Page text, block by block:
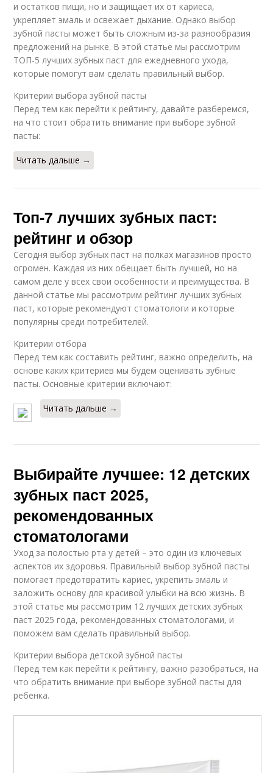
и остатков пищи, но и защищает их от кариеса,
укрепляет эмаль и освежает дыхание. Однако выбор
зубной пасты может быть сложным из-за разнообразия
предложений на рынке. В этой статье мы рассмотрим
ТОП-5 лучших зубных паст для ежедневного ухода,
которые помогут вам сделать правильный выбор.
Критерии выбора зубной пасты
Перед тем как перейти к рейтингу, давайте разберемся,
на что стоит обратить внимание при выборе зубной
пасты:
Читать дальше →
Топ-7 лучших зубных паст:
рейтинг и обзор
Сегодня выбор зубных паст на полках магазинов просто
огромен. Каждая из них обещает быть лучшей, но на
самом деле у всех свои особенности и преимущества. В
данной статье мы рассмотрим рейтинг лучших зубных
паст, которые рекомендуют стоматологи и которые
популярны среди потребителей.
Критерии отбора
Перед тем как составить рейтинг, важно определить, на
основе каких критериев мы будем оценивать зубные
пасты. Основные критерии включают:
Читать дальше →
Выбирайте лучшее: 12 детских
зубных паст 2025,
рекомендованных
стоматологами
Уход за полостью рта у детей – это один из ключевых
аспектов их здоровья. Правильный выбор зубной пасты
помогает предотвратить кариес, укрепить эмаль и
заложить основу для красивой улыбки на всю жизнь. В
этой статье мы рассмотрим 12 лучших детских зубных
паст 2025 года, рекомендованных стоматологами, и
поможем вам сделать правильный выбор.
Критерии выбора детской зубной пасты
Перед тем как перейти к рейтингу, важно разобраться, на
что обратить внимание при выборе зубной пасты для
ребенка.